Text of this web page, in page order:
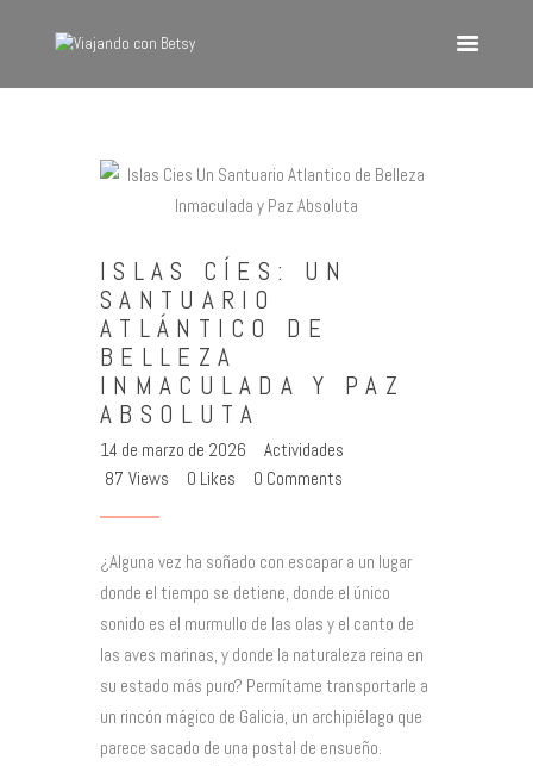
VIAJANDO CON BETSY
Inicio
Europa
América
Asia
Quienes Somos
Contacto
ISLAS CÍES: UN
SANTUARIO
ATLÁNTICO DE
BELLEZA
INMACULADA Y PAZ
ABSOLUTA
14 de marzo de 2026
Actividades
87 Views 0 Likes 0 Comments
¿Alguna vez ha soñado con escapar a un lugar
donde el tiempo se detiene, donde el único
sonido es el murmullo de las olas y el canto de
las aves marinas, y donde la naturaleza reina en
su estado más puro? Permítame transportarle a
un rincón mágico de Galicia, un archipiélago que
parece sacado de una postal de ensueño.